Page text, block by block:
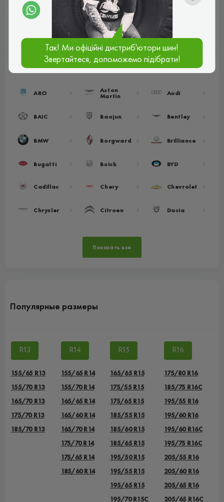
Марки авто
Acura Alfa Romeo Alpine
ARO Aston
Martin Audi
BAIC Baojun Bentley
BMW Borgward Brilliance
Bugatti Buick BYD
Cadillac Chery Chevrolet
Chrysler Citroen Dacia
Показать все
Популярные размеры
R13
155/65 R13
155/70 R13
165/70 R13
175/70 R13
185/70 R13
R14
155/65 R14
155/70 R14
165/65 R14
165/60 R14
165/70 R14
175/70 R14
175/65 R14
185/60 R14
R15
165/65 R15
175/55 R15
175/65 R15
185/55 R15
185/60 R15
185/65 R15
195/50 R15
195/55 R15
195/65 R15
195/70 R15C
R16
175/80 R16
185/75 R16C
195/55 R16
195/60 R16
195/60 R16C
195/75 R16C
205/55 R16
205/60 R16
205/65 R16
205/65 R16C
Так! Ми офіційні дистриб'ютори шин!
Звертайтеся, допоможемо підібрати!